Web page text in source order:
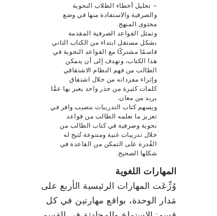
– تحليل أخطاء الطلاب النحوية
والصرفية والاستفادة منها في وضع
محتوى المنهج.
وتمثل القواعد الصرفية المقدمة
بشكل مستقل ابتداء من الكتاب الثاني
قاسمًا مشتركًا مع القواعد النحوية في
هذا الكتاب، وتهدف إلى أن يتمكن
الطالب من فهم النظام الاشتقاقي
وإثراء مفرداته من خلال اشتقاق
كلمات كثيرة من جذر واحد يعبر بها عمَّا
يريد من معان.
ويسهم كتاب التدريبات بنصيب وافر في
تعزيز ما تعلمه الطالب من قواعد
نحوية وصرفية في كتاب الطالب من
خلال تدريبات غنية ومتنوعة تُتيح له
القُدرة على التمكن من القاعدة في
شكلها الصحيح.
المهارات اللغوية
وُزِّعَت المهارات الرئيسية الأربع على
مَدار الوحدة، بواقع مهارتين في كل